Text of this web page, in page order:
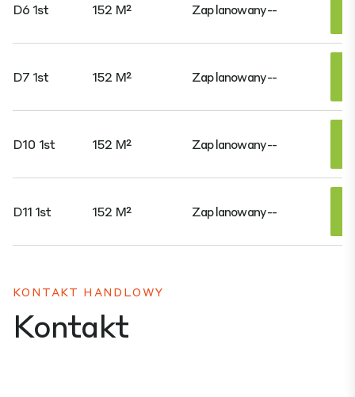
D6 1st 152 M² Zaplanowany--
D7 1st 152 M² Zaplanowany--
D10 1st 152 M² Zaplanowany--
D11 1st 152 M² Zaplanowany--
KONTAKT HANDLOWY
Kontakt